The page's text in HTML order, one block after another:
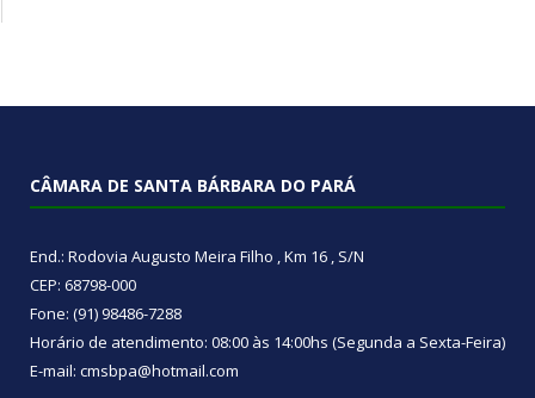
CÂMARA DE SANTA BÁRBARA DO PARÁ
End.: Rodovia Augusto Meira Filho , Km 16 , S/N
CEP: 68798-000
Fone: (91) 98486-7288
Horário de atendimento: 08:00 às 14:00hs (Segunda a Sexta-Feira)
E-mail: cmsbpa@hotmail.com